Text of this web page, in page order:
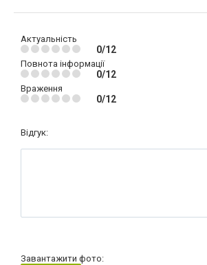
Актуальність
0/12
Повнота інформації
0/12
Враження
0/12
Відгук:
Завантажити фото: